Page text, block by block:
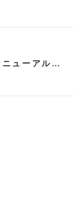
ホームページのリニューアルのお知らせ